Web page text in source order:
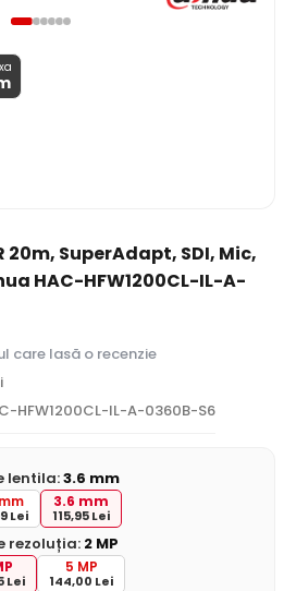
20m, SuperAdapt, SDI, Mic,
HAC-HFW1200CL-IL-A-
care lasă o recenzie
HFW1200CL-IL-A-0360B-S6
lentila:3.6 mm
Lei
3.6 mm
115,95 Lei
rezoluția: 2 MP
Lei
5 MP
144,00 Lei